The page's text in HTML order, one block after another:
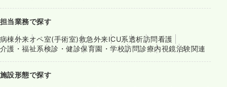
担当業務で探す
病棟外来オペ室(手術室)救急外来ICU系透析訪問看護
介護・福祉系検診・健診保育園・学校訪問診療内視鏡治験関連
施設形態で探す